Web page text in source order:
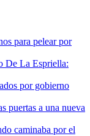
para pelear por
De La Espriella:
por gobierno
puertas a una nueva
caminaba por el